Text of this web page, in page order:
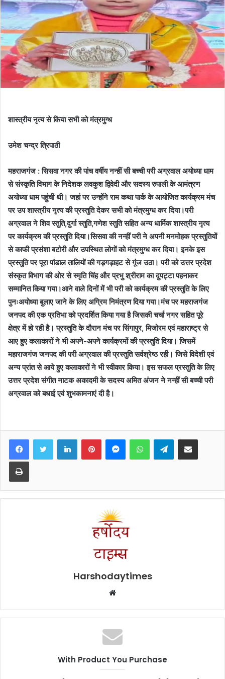
शास्त्रीय नृत्य से किया सभी को मंत्रमुग्ध
उमेश चन्द्र त्रिपाठी
महराजगंज : सिसवा नगर की पांच वर्षीय नन्हीं सी बच्ची परी अग्रवाल अयोध्या धाम
से संस्कृति विभाग के निदेशक लवकुश द्विवेदी और सदस्य रुपाली के आमंत्रण
अयोध्या धाम पहुंची थी। जहां पर उन्होंने राम कथा पार्क के आयोजित कार्यक्रम मंच
पर उप शास्त्रीय नृत्य की प्रस्तुति देकर सभी को मंत्रमुग्ध कर दिया।परी
अग्रवाल ने शिव स्तुति,दुर्गा स्तुति,गणेश स्तुति सहित अन्य धार्मिक शास्त्रीय नृत्य
पर कार्यक्रम की प्रस्तुति दिया।सिसवा की नन्हीं परी ने अपनी मनमोहक प्रस्तुतियों
से काफी प्रसंशा बटोरी और उपस्थित लोगों को मंत्रमुग्ध कर दिया। इनके इस
प्रस्तुति पर पूरा पांडाल तालियों की गड़गड़ाहट से गूंज उठा। परी को उत्तर प्रदेश
संस्कृत विभाग की ओर से स्मृति चिंह और प्रभु श्रीराम का दुपट्टा पहनाकर
सम्मानित किया गया।आने वाले दिनों में भी परी को कार्यक्रम की प्रस्तुति के लिए
पुनःअयोध्या बुलाए जाने के लिए अग्रिम निमंत्रण दिया गया।मंच पर महराजगंज
जनपद की एक प्रतिभा को प्रदर्शित किया गया है जिसकी चर्चा नगर सहित पूरे
क्षेत्र में हो रही है। प्रस्तुति के दौरान मंच पर सिंगापुर, मिजोरम एवं महाराष्ट्र से
आए हुए कलाकारों ने भी अपने-अपने कार्यक्रमों की प्रस्तुति दिया। जिसमें
महाराजगंज जनपद की परी अग्रवाल की प्रस्तुति सर्वश्रेष्ठ रही। जिसे विदेशी एवं
अन्य प्रांत से आये हुए कलाकारों ने भी स्वीकार किया। इस सफल प्रस्तुति के लिए
उत्तर प्रदेश संगीत नाटक अकादमी के सदस्य अमित अंजन ने नन्हीं सी बच्ची परी
अग्रवाल को बधाई एवं शुभकामनाएं दी है।
FacebookTwitter LinkedInPinterestMessengerWhatsAppTelegramShare via Email
Print
Harshodaytimes
Website
With Product You Purchase